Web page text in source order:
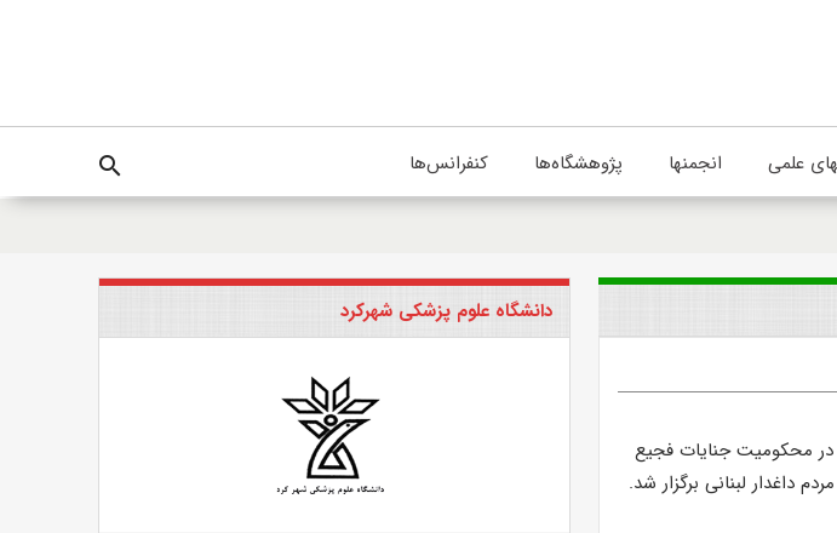
علمی انجمنها پژوهشگاه‌ها کنفرانس‌ها search
در محکومیت جنایات فجیع
داغدار لبنانی برگزار شد.
دانشگاه علوم پزشکی شهرکرد